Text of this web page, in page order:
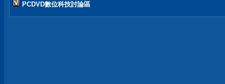
PCDVD數位科技討論區